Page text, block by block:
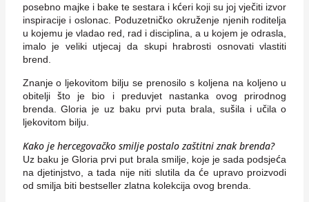
posebno majke i bake te sestara i kćeri koji su joj vječiti izvor
inspiracije i oslonac. Poduzetničko okruženje njenih roditelja
u kojemu je vladao red, rad i disciplina, a u kojem je odrasla,
imalo je veliki utjecaj da skupi hrabrosti osnovati vlastiti
brend.
Znanje o ljekovitom bilju se prenosilo s koljena na koljeno u
obitelji što je bio i preduvjet nastanka ovog prirodnog
brenda. Gloria je uz baku prvi puta brala, sušila i učila o
ljekovitom bilju.
Kako je hercegovačko smilje postalo zaštitni znak brenda?
Uz baku je Gloria prvi put brala smilje, koje je sada podsjeća
na djetinjstvo, a tada nije niti slutila da će upravo proizvodi
od smilja biti bestseller zlatna kolekcija ovog brenda.